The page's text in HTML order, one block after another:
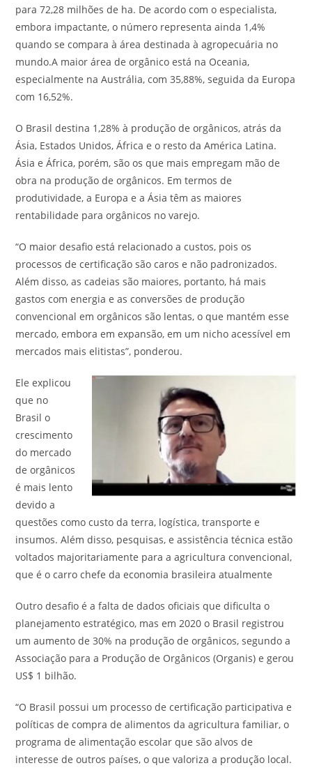
para 72,28 milhões de ha. De acordo com o especialista,
embora impactante, o número representa ainda 1,4%
quando se compara à área destinada à agropecuária no
mundo.A maior área de orgânico está na Oceania,
especialmente na Austrália, com 35,88%, seguida da Europa
com 16,52%.
O Brasil destina 1,28% à produção de orgânicos, atrás da
Ásia, Estados Unidos, África e o resto da América Latina.
Ásia e África, porém, são os que mais empregam mão de
obra na produção de orgânicos. Em termos de
produtividade, a Europa e a Ásia têm as maiores
rentabilidade para orgânicos no varejo.
“O maior desafio está relacionado a custos, pois os
processos de certificação são caros e não padronizados.
Além disso, as cadeias são maiores, portanto, há mais
gastos com energia e as conversões de produção
convencional em orgânicos são lentas, o que mantém esse
mercado, embora em expansão, em um nicho acessível em
mercados mais elitistas”, ponderou.
Ele explicou
que no
Brasil o
crescimento
do mercado
de orgânicos
é mais lento
devido a
questões como custo da terra, logística, transporte e
insumos. Além disso, pesquisas, e assistência técnica estão
voltados majoritariamente para a agricultura convencional,
que é o carro chefe da economia brasileira atualmente
Outro desafio é a falta de dados oficiais que dificulta o
planejamento estratégico, mas em 2020 o Brasil registrou
um aumento de 30% na produção de orgânicos, segundo a
Associação para a Produção de Orgânicos (Organis) e gerou
US$ 1 bilhão.
“O Brasil possui um processo de certificação participativa e
políticas de compra de alimentos da agricultura familiar, o
programa de alimentação escolar que são alvos de
interesse de outros países, o que valoriza a produção local.